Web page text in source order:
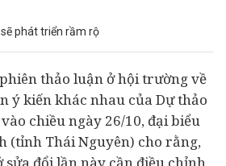
sẽ phát triển rầm rộ
thảo luận ở hội trường về
ý kiến khác nhau của Dự thảo
chiều ngày 26/10, đại biểu
(tỉnh Thái Nguyên) cho rằng,